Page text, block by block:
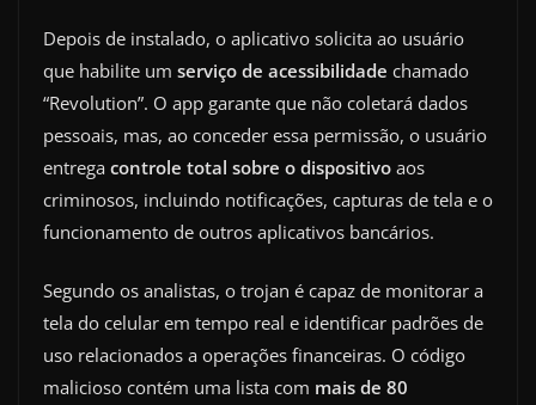
Depois de instalado, o aplicativo solicita ao usuário
que habilite um serviço de acessibilidade chamado
“Revolution”. O app garante que não coletará dados
pessoais, mas, ao conceder essa permissão, o usuário
entrega controle total sobre o dispositivo aos
criminosos, incluindo notificações, capturas de tela e o
funcionamento de outros aplicativos bancários.
Segundo os analistas, o trojan é capaz de monitorar a
tela do celular em tempo real e identificar padrões de
uso relacionados a operações financeiras. O código
malicioso contém uma lista com mais de 80